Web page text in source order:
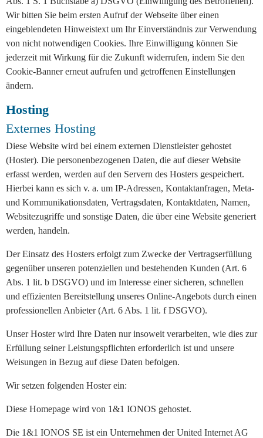
Wir bitten Sie beim ersten Aufruf der Webseite über einen
eingeblendeten Hinweistext um Ihr Einverständnis zur Verwendung
von nicht notwendigen Cookies. Ihre Einwilligung können Sie
jederzeit mit Wirkung für die Zukunft widerrufen, indem Sie den
Cookie-Banner erneut aufrufen und getroffenen Einstellungen
ändern.
Hosting
Externes Hosting
Diese Website wird bei einem externen Dienstleister gehostet
(Hoster). Die personenbezogenen Daten, die auf dieser Website
erfasst werden, werden auf den Servern des Hosters gespeichert.
Hierbei kann es sich v. a. um IP-Adressen, Kontaktanfragen, Meta-
und Kommunikationsdaten, Vertragsdaten, Kontaktdaten, Namen,
Websitezugriffe und sonstige Daten, die über eine Website generiert
werden, handeln.
Der Einsatz des Hosters erfolgt zum Zwecke der Vertragserfüllung
gegenüber unseren potenziellen und bestehenden Kunden (Art. 6
Abs. 1 lit. b DSGVO) und im Interesse einer sicheren, schnellen
und effizienten Bereitstellung unseres Online-Angebots durch einen
professionellen Anbieter (Art. 6 Abs. 1 lit. f DSGVO).
Unser Hoster wird Ihre Daten nur insoweit verarbeiten, wie dies zur
Erfüllung seiner Leistungspflichten erforderlich ist und unsere
Weisungen in Bezug auf diese Daten befolgen.
Wir setzen folgenden Hoster ein:
Diese Homepage wird von 1&1 IONOS gehostet.
Die 1&1 IONOS SE ist ein Unternehmen der United Internet AG